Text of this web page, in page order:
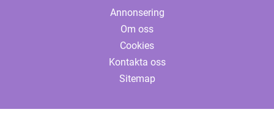
Annonsering
Om oss
Cookies
Kontakta oss
Sitemap